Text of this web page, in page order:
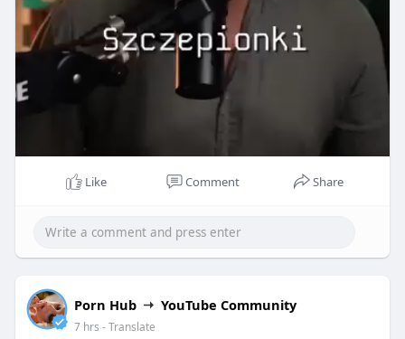
總體而言，若你正在尋找減少傳統香煙危害的替代方
案，IQOS主機的確是一個值得考慮的選擇。
l
y
M
u
e
e
I
n
y
Like Comment Share
Porn Hub YouTube Community
7 hrs - Translate